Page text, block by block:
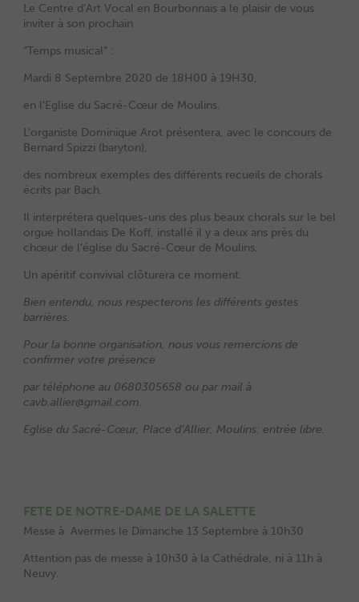
Le Centre d’Art Vocal en Bourbonnais a le plaisir de vous
inviter à son prochain
“Temps musical” :
Mardi 8 Septembre 2020 de 18H00 à 19H30,
en l’Eglise du Sacré-Cœur de Moulins.
L’organiste Dominique Arot présentera, avec le concours de
Bernard Spizzi (baryton),
des nombreux exemples des différents recueils de chorals
écrits par Bach.
Il interprétera quelques-uns des plus beaux chorals sur le bel
orgue hollandais De Koff, installé il y a deux ans près du
chœur de l’église du Sacré-Cœur de Moulins.
Un apéritif convivial clôturera ce moment.
Bien entendu, nous respecterons les différents gestes
barrières.
Pour la bonne organisation, nous vous remercions de
confirmer votre présence
par téléphone au 0680305658 ou par mail à
cavb.allier@gmail.com.
Eglise du Sacré-Cœur, Place d’Allier, Moulins: entrée libre.
FETE DE NOTRE-DAME DE LA SALETTE
Messe à Avermes le Dimanche 13 Septembre à 10h30
Attention pas de messe à 10h30 à la Cathédrale, ni à 11h à
Neuvy.